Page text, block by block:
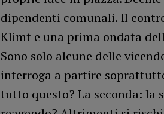
dipendenti comunali. Il
Klimt e una prima ondata
Sono solo alcune delle
interroga a partire
tutto questo? La seconda: la